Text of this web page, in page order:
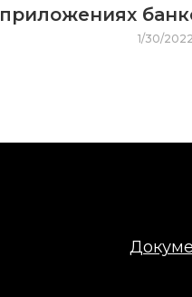
приложениях
1/30/2022